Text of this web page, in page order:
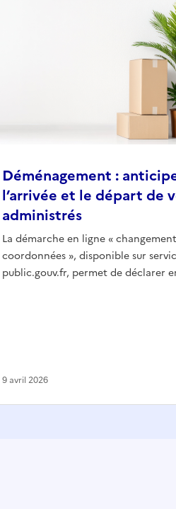
Déménagement :
l’arrivée et le départ de
administrés
La démarche en ligne «
coordonnées », disponible sur
public.gouv.fr, permet de déclarer
9 avril 2026